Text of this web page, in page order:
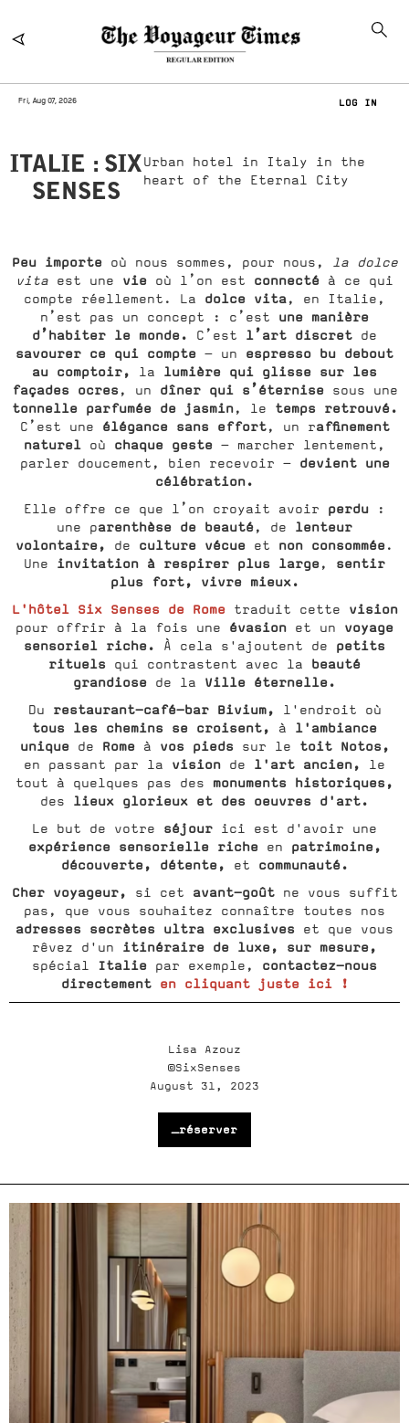
Fri, Aug 07, 2026 LOG IN
ITALIE : SIX
SENSES
Urban hotel in Italy in the
heart of the Eternal City
Peu importe où nous sommes, pour nous,
la dolce
vita est une vie où l’on est connecté à ce qui
compte réellement. La dolce vita, en Italie,
n’est pas un concept : c’est une manière
d’habiter le monde.
C’est l’art discret de
savourer ce qui compte — un espresso bu debout
au comptoir,
la lumière qui glisse sur les
façades ocres, un dîner qui s’éternisesous une
tonnelle parfumée de jasmin, le temps retrouvé.
C’est une élégance sans effort, un raffinement
naturel où chaque geste — marcher lentement,
parler doucement, bien recevoir — devient une
célébration.
Elle offre ce que l’on croyait avoir perdu :
une parenthèse de beauté, de lenteur
volontaire,
de culture vécue et non consommée.
Une invitation à respirer plus large, sentir
plus fort, vivre mieux.
L'hôtel Six Senses de Rome
traduit cette vision
pour offrir à la fois une évasion et un
voyage
sensoriel riche. À cela s'ajoutent de petits
rituels
qui contrastent avec la beauté
grandiose de la Ville éternelle.
Du restaurant-café-bar Bivium, l'endroit où
tous les chemins se croisent, à l'ambiance
unique
de Rome à vos piedssur le toit Notos,
en passant par la vision de l'art ancien,
le
tout à quelques pas des monuments historiques,
des lieux glorieux et des oeuvres d'art.
Le but de votre séjour ici est d'avoir une
expérience sensorielle richeen patrimoine,
découverte, détente, et communauté.
Cher voyageur,
si cet avant-goût
ne vous suffit
pas, que vous souhaitez connaître toutes nos
adresses secrètes ultra exclusives et que vous
rêvez d'un
itinéraire de luxe, sur mesure,
spécial Italie par exemple,
contactez-nous
directement en cliquant juste ici !
Lisa Azouz
©SixSenses
August 31, 2023
_réserver